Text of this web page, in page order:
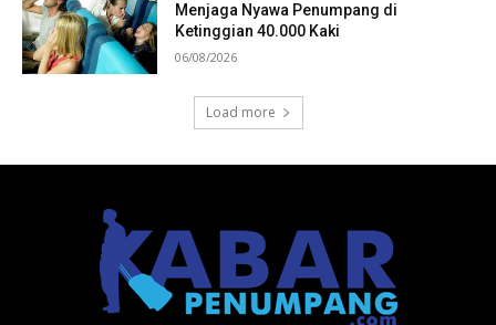
Menjaga Nyawa Penumpang di
Ketinggian 40.000 Kaki
06/08/2026
Load more